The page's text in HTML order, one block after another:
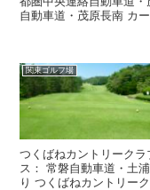
自動車道・茂原長南 カ
関東ゴルフ場
つくばねカントリーク
ス： 常磐自動車道・土
り つくばねカントリー